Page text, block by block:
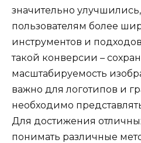
значительно
пользователям более
инструментов и
такой конверсии –
масштабируемость
важно для логотипов и
необходимо
Для достижения
понимать различные